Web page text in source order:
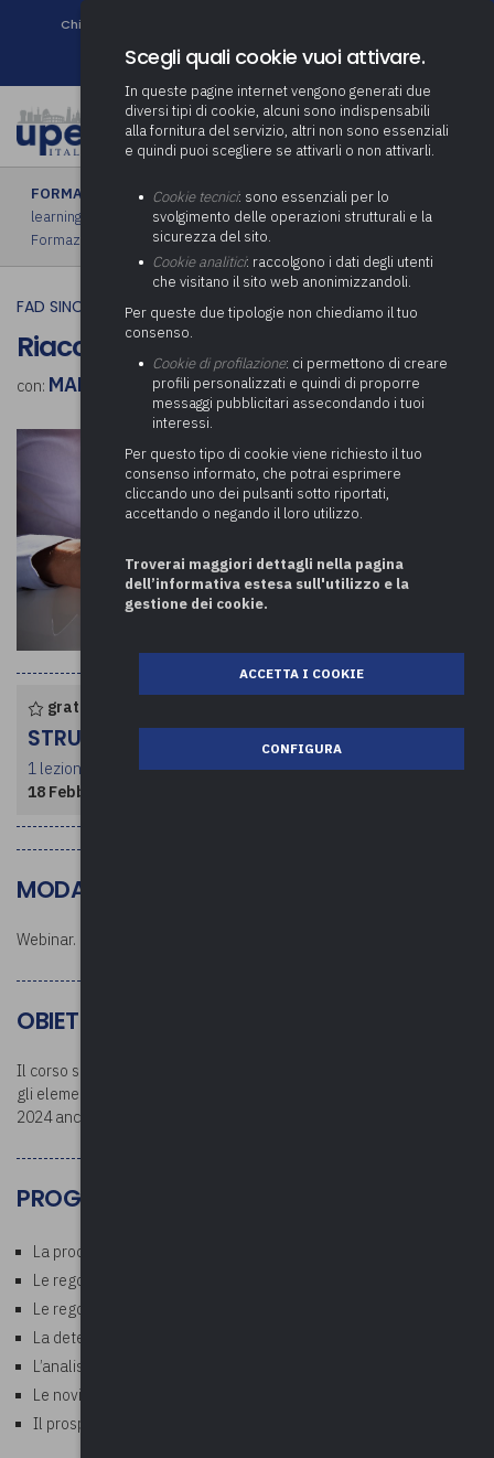
Chi siamo
Newsletter
FORMAZIONE ›FAD sincrona (in diretta)|FAD asincrona (e-
learning)
Formazione obbligatoria|Formazione in aula|
Formazione in house|Piano formativo gratuito associati
FAD SINCRONA (IN DIRETTA)
Riaccertamento 2024
con: MARCO CASTELLANI
gratuito per enti associati
STRUTTURA CORSO
1 lezione per un totale di 2 ore
18 Febbraio 2025
MODALITÀ DI SVOLGIMENTO
Webinar.
OBIETTIVI
Il corso si propone di fornire, anche sotto il profilo operativo, tutti
gli elementi necessari per affrontare il riaccertamento ordinario
2024 anche alla luce delle novità normative.
PROGRAMMA
La procedura di riaccertamento ordinario
Le regole di definizione della competenza 2024 per le entrate
Le regole di definizione della competenza 2024 per le spese
La determinazione del FPV
L’analisi dei residui in c/residui
Le novità sulla finanza locale della Legge di Bilancio 2025
Il prospetto dei flussi di cassa da approvarsi entro il 28/02/2025
Scegli quali cookie vuoi attivare.
In queste pagine internet vengono generati due
diversi tipi di cookie, alcuni sono indispensabili
alla fornitura del servizio, altri non sono essenziali
e quindi puoi scegliere se attivarli o non attivarli.
Cookie tecnici: sono essenziali per lo
svolgimento delle operazioni strutturali e la
sicurezza del sito.
Cookie analitici: raccolgono i dati degli utenti
che visitano il sito web anonimizzandoli.
Per queste due tipologie non chiediamo il tuo
consenso.
Cookie di profilazione: ci permettono di creare
profili personalizzati e quindi di proporre
messaggi pubblicitari assecondando i tuoi
interessi.
Per questo tipo di cookie viene richiesto il tuo
consenso informato, che potrai esprimere
cliccando uno dei pulsanti sotto riportati,
accettando o negando il loro utilizzo.
Troverai maggiori dettagli nella pagina
dell’informativa estesa sull'utilizzo e la
gestione dei cookie.
ACCETTA I COOKIE
CONFIGURA